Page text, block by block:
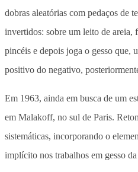
dobras aleatórias com pedaços de
invertidos: sobre um leito de areia,
pincéis e depois joga o gesso que,
positivo do negativo,
Em 1963, ainda em busca de um
em Malakoff, no sul de Paris.
sistemáticas, incorporando o
implícito nos trabalhos em gesso